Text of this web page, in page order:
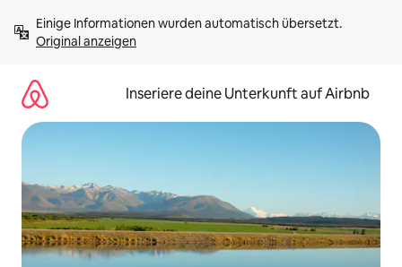
Inhalten
springenOriginal anzeigen
Inseriere deine Unterkunft auf Airbnb